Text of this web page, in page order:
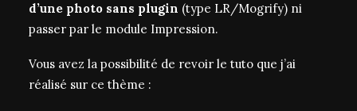
d’une photo sans plugin (type LR/Mogrify) ni
passer par le module Impression.
Vous avez la possibilité de revoir le tuto que j’ai
réalisé sur ce thème :